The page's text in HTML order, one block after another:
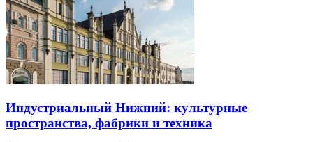
Индустриальный Нижний: культурные
пространства, фабрики и техника